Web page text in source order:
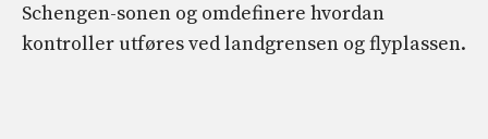
Schengen-sonen og omdefinere hvordan
kontroller utføres ved landgrensen og flyplassen.